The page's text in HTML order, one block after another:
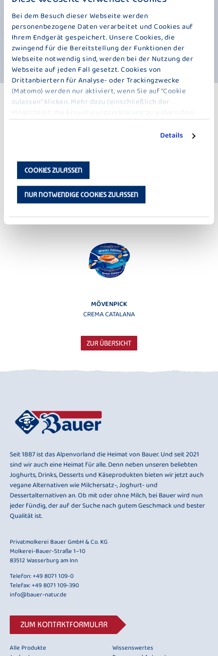
Bei dem Besuch dieser Webseite werden
personenbezogene Daten verarbeitet und Cookies auf
Ihrem Endgerät gespeichert. Unsere Cookies, die
zwingend für die Bereitstellung der Funktionen der
Webseite notwendig sind, werden bei der Nutzung der
Webseite auf jeden Fall gesetzt. Cookies von
Drittanbiertern für Analyse- oder Trackingzwecke
(Matomo) werden nur aktiviert, wenn Sie auf "Cookie
zulassen" klicken. Mehr dazu (einschließlich der
Möglichkeit, die Einwilligungserklärung zu widerrufen)
erfahren Sie in unsererDatenschutzerklärung.
Details
COOKIES ZULASSEN
NUR NOTWENDIGE COOKIES ZULASSEN
Geschmack treffen hier auf herrlich frische Milch und verwandeln sich
in einen cremigen Joghurt-Genuss, der einfach zu kalten Tagen gehört.
Ein Löffel davon, und schon fühlt es sich an wie ein gemütlicher
Nachmittag am warmen Ofen und am liebsten würde man diesen
Geschmack das ganze Jahr über genießen.
WEITERE PRODUKTE
FEINJOGHURT WINTER EDITION – 150 G
WINTERPFLAUME
ZIMTSCHNECKE
MÖVENPICK
CREMA CATALANA
ZUR ÜBERSICHT
Seit 1887 ist das Alpenvorland die Heimat von Bauer. Und seit 2021
sind wir auch eine Heimat für alle. Denn neben unseren beliebten
Joghurts, Drinks, Desserts und Käseprodukten bieten wir jetzt auch
vegane Alternativen wie Milchersatz-, Joghurt- und
Dessertalternativen an. Ob mit oder ohne Milch, bei Bauer wird nun
jeder fündig, der auf der Suche nach gutem Geschmack und bester
Qualität ist.
Privatmolkerei Bauer GmbH & Co. KG
Molkerei-Bauer-Straße 1–10
83512 Wasserburg am Inn
Telefon:+49 8071 109-0
Telefax: +49 8071 109-390
info@bauer-natur.de
ZUM KONTAKTFORMULAR
Alle Produkte
Wissenswertes